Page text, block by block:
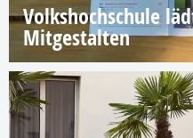
Volkshochschule
Mitgestalten